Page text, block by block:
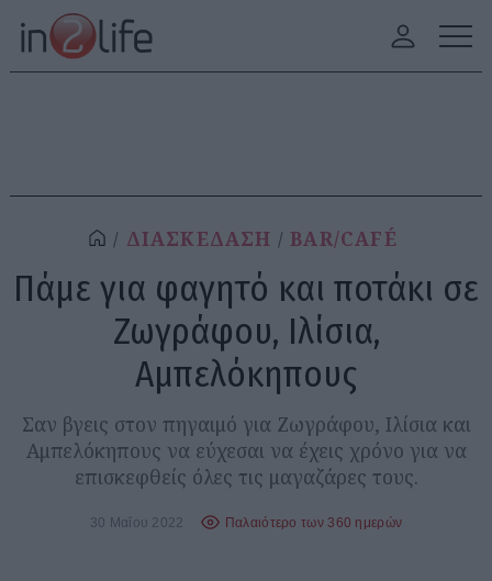
ΔΙΑΣΚΕΔΑΣΗ BAR/CAFÉ
Πάμε για φαγητό και ποτάκι σε
Ζωγράφου, Ιλίσια,
Αμπελόκηπους
Σαν βγεις στον πηγαιμό για Ζωγράφου, Ιλίσια και
Αμπελόκηπους να εύχεσαι να έχεις χρόνο για να
επισκεφθείς όλες τις μαγαζάρες τους.
30 Μαΐου 2022 Παλαιότερο των 360 ημερών